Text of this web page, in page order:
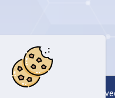
SESKOAL. All rights